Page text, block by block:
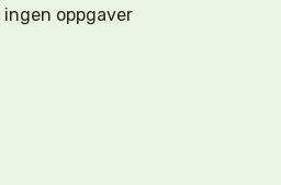
ingen oppgaver